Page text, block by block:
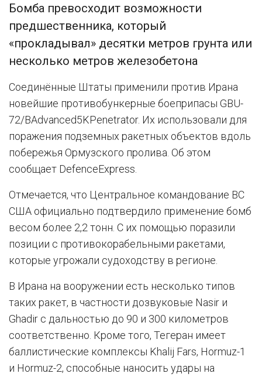
Бомба превосходит возможности
предшественника, который
«прокладывал» десятки метров грунта или
несколько метров железобетона
Соединённые Штаты применили против Ирана
новейшие противобункерные боеприпасы GBU-
72/BAdvanced5KPenetrator. Их использовали для
поражения подземных ракетных объектов вдоль
побережья Ормузского пролива. Об этом
сообщает DefenceExpress.
Отмечается, что Центральное командование ВС
США официально подтвердило применение бомб
весом более 2,2 тонн. С их помощью поразили
позиции с противокорабельными ракетами,
которые угрожали судоходству в регионе.
В Ирана на вооружении есть несколько типов
таких ракет, в частности дозвуковые Nasir и
Ghadir с дальностью до 90 и 300 километров
соответственно. Кроме того, Тегеран имеет
баллистические комплексы Khalij Fars, Hormuz-1
и Hormuz-2, способные наносить удары на